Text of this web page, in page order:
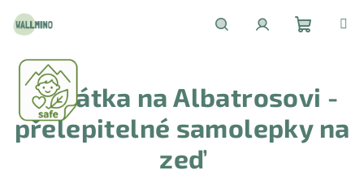
obsah
košík
Zvířátka na Albatrosovi -
přelepitelné samolepky na
zeď